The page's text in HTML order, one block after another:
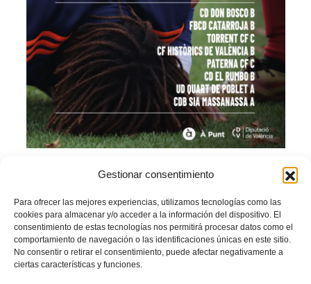
Gestionar consentimiento
Para ofrecer las mejores experiencias, utilizamos tecnologías como las
cookies para almacenar y/o acceder a la información del dispositivo. El
consentimiento de estas tecnologías nos permitirá procesar datos como el
comportamiento de navegación o las identificaciones únicas en este sitio.
No consentir o retirar el consentimiento, puede afectar negativamente a
ciertas características y funciones.